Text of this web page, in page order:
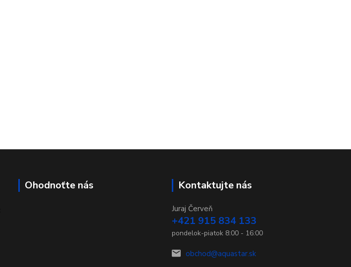
Ohodnoťte nás Kontaktujte nás
Juraj Červeň
+421 915 834 133
pondelok-piatok 8:00 - 16:00
obchod@aquastar.sk